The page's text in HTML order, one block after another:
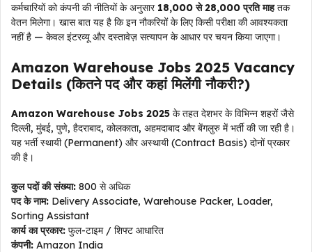
कर्मचारियों को कंपनी की नीतियों के अनुसार ₹18,000 से ₹28,000 प्रति माहतक
वेतन मिलेगा। खास बात यह है कि इन नौकरियों के लिए किसी परीक्षा की आवश्यकता
नहीं है — केवल इंटरव्यू और दस्तावेज़ सत्यापन के आधार पर चयन किया जाएगा।
Amazon Warehouse Jobs 2025 Vacancy
Details (कितने पद और कहां मिलेंगी नौकरी?)
Amazon Warehouse Jobs 2025 के तहत देशभर के विभिन्न शहरों जैसे
दिल्ली, मुंबई, पुणे, हैदराबाद, कोलकाता, अहमदाबाद और बेंगलुरु में भर्ती की जा रही है।
यह भर्ती स्थायी (Permanent) और अस्थायी (Contract Basis) दोनों प्रकार
की है।
कुल पदों की संख्या: 800 से अधिक
पद के नाम: Delivery Associate, Warehouse Packer, Loader,
Sorting Assistant
कार्य का प्रकार: फुल-टाइम / शिफ्ट आधारित
कंपनी: Amazon India